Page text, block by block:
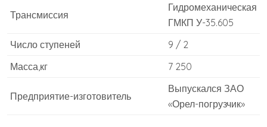
Трансмиссия
Гидромеханическая
ГМКП У-35.605
Число ступеней
9 / 2
Масса,кг
7 250
Предприятие-изготовитель
Выпускался ЗАО
«Орел-погрузчик»